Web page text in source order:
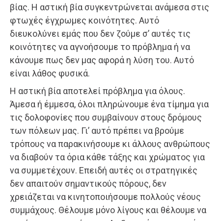
βίας. Η αστική βία συγκεντρώνεται ανάμεσα στις
φτωχές έγχρωμες κοινότητες. Αυτό
διευκολύνει εμάς που δεν ζούμε σ’ αυτές τις
κοινότητες να αγνοήσουμε το πρόβλημα ή να
κάνουμε πως δεν μας αφορά η λύση του. Αυτό
είναι λάθος φυσικά.
Η αστική βία αποτελεί πρόβλημα για όλους.
Άμεσα ή έμμεσα, όλοι πληρώνουμε ένα τίμημα για
τις δολοφονίες που συμβαίνουν στους δρόμους
των πόλεων μας. Γι’ αυτό πρέπει να βρούμε
τρόπους να παρακινήσουμε κι άλλους ανθρώπους
να διαβούν τα όρια κάθε τάξης και χρώματος για
να συμμετέχουν. Επειδή αυτές οι στρατηγικές
δεν απαιτούν σημαντικούς πόρους, δεν
χρειάζεται να κινητοποιήσουμε πολλούς νέους
συμμάχους. Θέλουμε μόνο λίγους και θέλουμε να